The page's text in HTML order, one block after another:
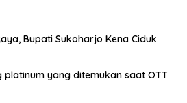
Bupati Sukoharjo Kena Ciduk
platinum yang ditemukan saat OTT